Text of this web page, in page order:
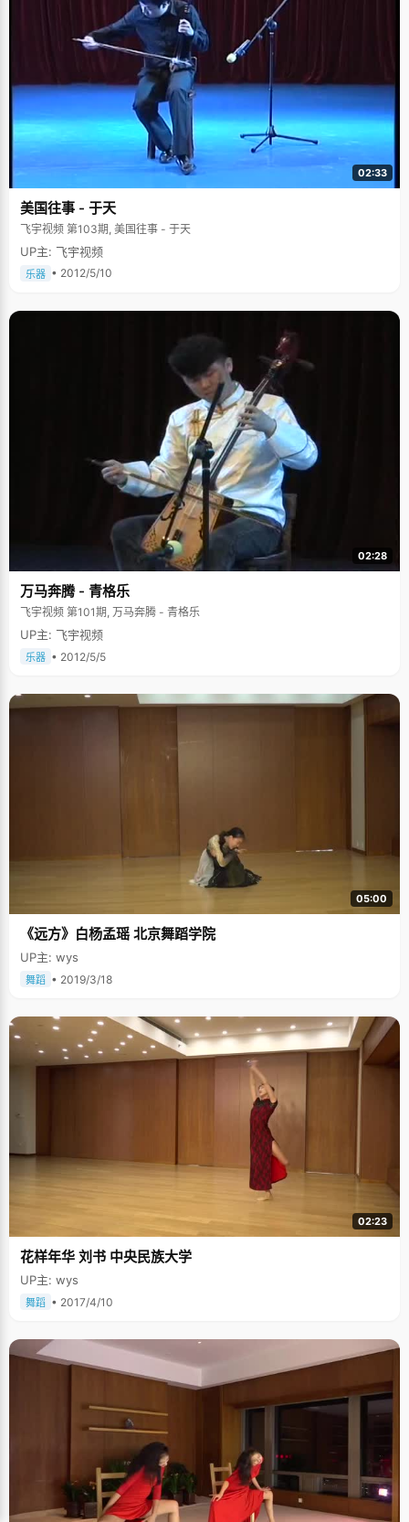
02:33
美国往事 - 于天
飞宇视频 第103期, 美国往事 - 于天
UP主: 飞宇视频
乐器 • 2012/5/10
02:28
万马奔腾 - 青格乐
飞宇视频 第101期, 万马奔腾 - 青格乐
UP主: 飞宇视频
乐器 • 2012/5/5
05:00
《远方》白杨孟瑶 北京舞蹈学院
UP主: wys
舞蹈 • 2019/3/18
02:23
花样年华 刘书 中央民族大学
UP主: wys
舞蹈 • 2017/4/10